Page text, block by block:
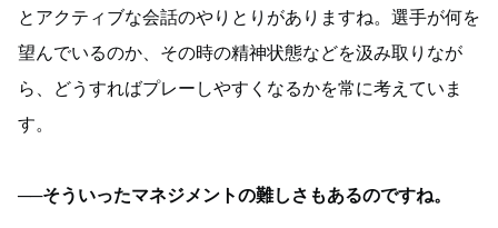
とアクティブな会話のやりとりがありますね。選手が何を
望んでいるのか、その時の精神状態などを汲み取りなが
ら、どうすればプレーしやすくなるかを常に考えていま
す。
──そういったマネジメントの難しさもあるのですね。